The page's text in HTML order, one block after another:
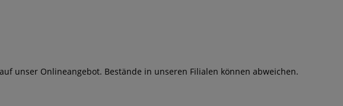
unser Onlineangebot. Bestände in unseren Filialen können abweichen.